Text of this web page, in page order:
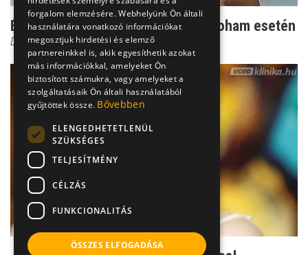
Életet menthet: teendők kruppos roham esetén
Dr. Pintér Zsolt
forgalom elemzésére. Webhelyünk Ön általi
használatára vonatkozó információkat
megosztjuk hirdetési és elemző
partnereinkkel is, akik egyesíthetik azokat
más információkkal, amelyeket Ön
biztosított számukra, vagy amelyeket a
szolgáltatásaik Ön általi használatából
gyűjtöttek össze. Bővebben
ELENGEDHETETLENÜL
SZÜKSÉGES
TELJESÍTMÉNY
CÉLZÁS
FUNKCIONALITÁS
ÖSSZES ELFOGADÁSA